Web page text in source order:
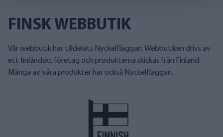
FINSK WEBBUTIK
Vår webbutik har tilldelats Nyckelflaggan. Webbutiken drivs av
ett finländskt företag och produkterna skickas från Finland.
Många av våra produkter har också Nyckelflaggan.